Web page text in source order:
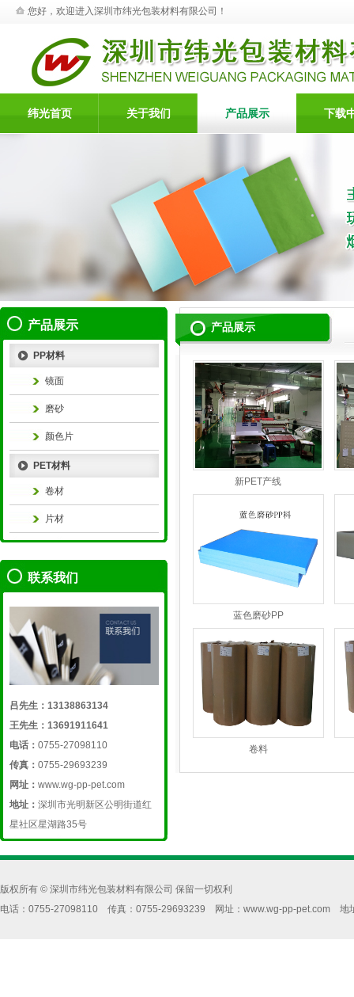
您好，欢迎进入深圳市纬光包装材料有限公司！
纬光首页 关于我们 产品展示 下载
产品展示
PP材料
镜面
磨砂
颜色片
PET材料
卷材
片材
联系我们
吕先生：13138863134
王先生：13691911641
电话： 0755-27098110
传真： 0755-29693239
网址： www.wg-pp-pet.com
地址： 深圳市光明新区公明街道红
星社区星湖路35号
产品展示
新PET产线
蓝色磨砂PP
卷料
版权所有 © 深圳市纬光包装材料有限公司 保留一切权利
电话：0755-27098110 传真：0755-29693239 网址：www.wg-pp-pet.com 地